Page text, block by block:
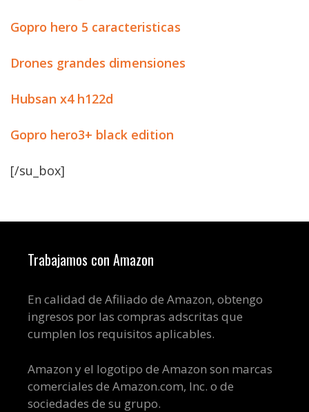
Gopro hero 5 caracteristicas
Drones grandes dimensiones
Hubsan x4 h122d
Gopro hero3+ black edition
[/su_box]
Trabajamos con Amazon
En calidad de Afiliado de Amazon, obtengo
ingresos por las compras adscritas que
cumplen los requisitos aplicables.
Amazon y el logotipo de Amazon son marcas
comerciales de Amazon.com, Inc. o de
sociedades de su grupo.